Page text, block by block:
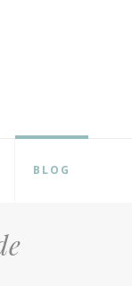
BLOG